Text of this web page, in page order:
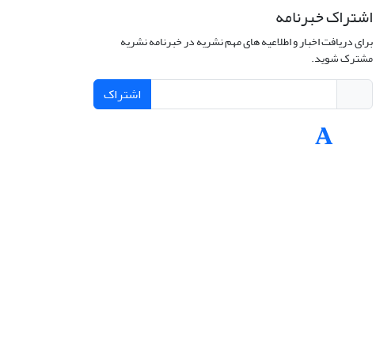
اشتراک خبرنامه
برای دریافت اخبار و اطلاعیه های مهم نشریه در خبرنامه نشریه
مشترک شوید.
اشتراک